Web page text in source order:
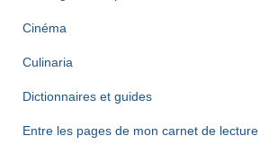
Cinéma
Culinaria
Dictionnaires et guides
Entre les pages de mon carnet de lecture